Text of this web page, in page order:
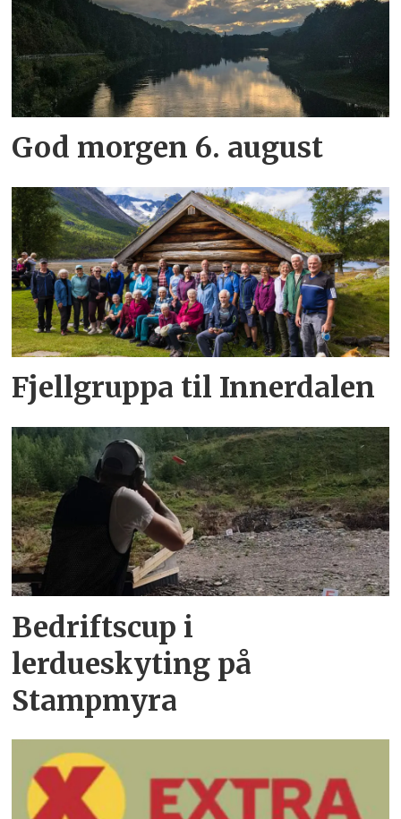
God morgen 6. august
Fjellgruppa til Innerdalen
Bedriftscup i
lerdueskyting på
Stampmyra